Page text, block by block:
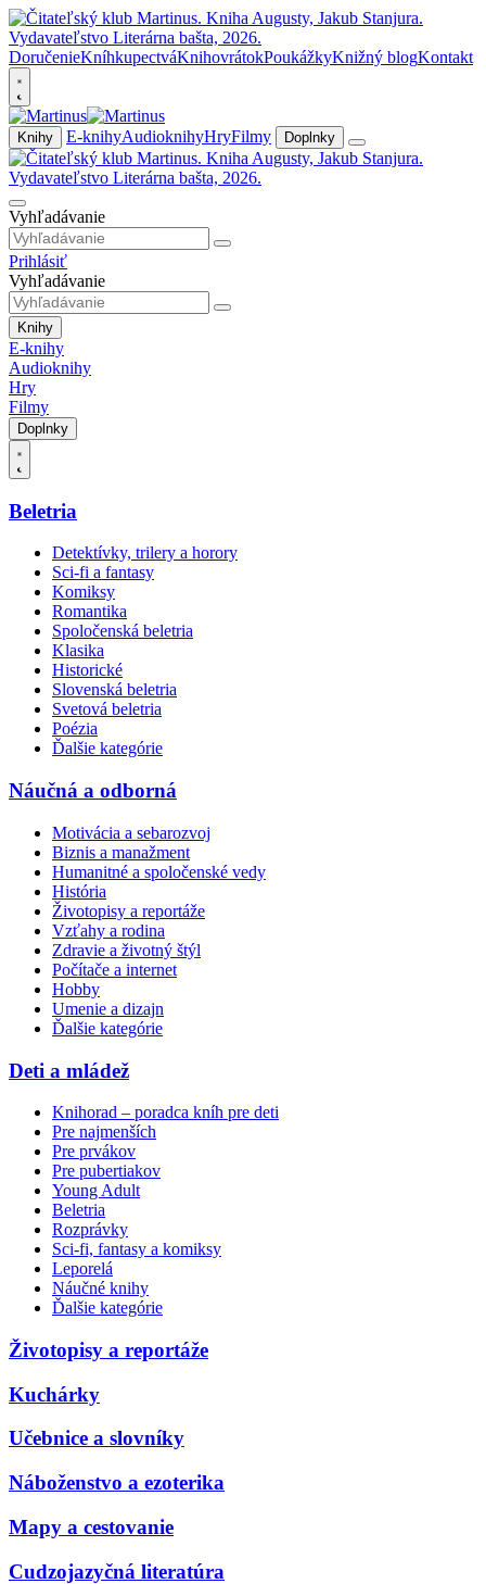
DoručenieKníhkupectváKnihovrátokPoukážkyKnižný blogKontakt
Knihy E-knihyAudioknihyHryFilmy Doplnky
Vyhľadávanie
Prihlásiť
Vyhľadávanie
Knihy
E-knihy
Audioknihy
Hry
Filmy
Doplnky
Beletria
Detektívky, trilery a horory
Sci-fi a fantasy
Komiksy
Romantika
Spoločenská beletria
Klasika
Historické
Slovenská beletria
Svetová beletria
Poézia
Ďalšie kategórie
Náučná a odborná
Motivácia a sebarozvoj
Biznis a manažment
Humanitné a spoločenské vedy
História
Životopisy a reportáže
Vzťahy a rodina
Zdravie a životný štýl
Počítače a internet
Hobby
Umenie a dizajn
Ďalšie kategórie
Deti a mládež
Knihorad – poradca kníh pre deti
Pre najmenších
Pre prvákov
Pre pubertiakov
Young Adult
Beletria
Rozprávky
Sci-fi, fantasy a komiksy
Leporelá
Náučné knihy
Ďalšie kategórie
Životopisy a reportáže
Kuchárky
Učebnice a slovníky
Náboženstvo a ezoterika
Mapy a cestovanie
Cudzojazyčná literatúra